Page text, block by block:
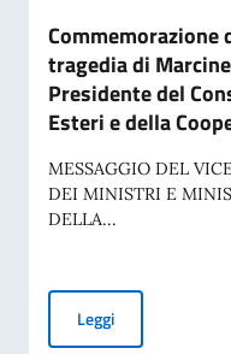
Commemorazione
tragedia di
Presidente del
Esteri e della
MESSAGGIO DEL
DEI MINISTRI E
DELLA...
Leggi